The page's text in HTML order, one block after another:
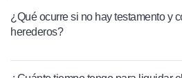
¿Qué ocurre si no hay testamento y
herederos?